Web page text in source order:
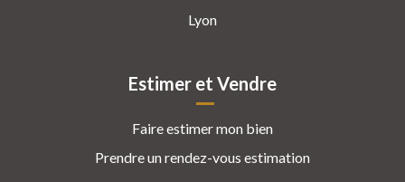
Lyon
Estimer et Vendre
Faire estimer mon bien
Prendre un rendez-vous estimation